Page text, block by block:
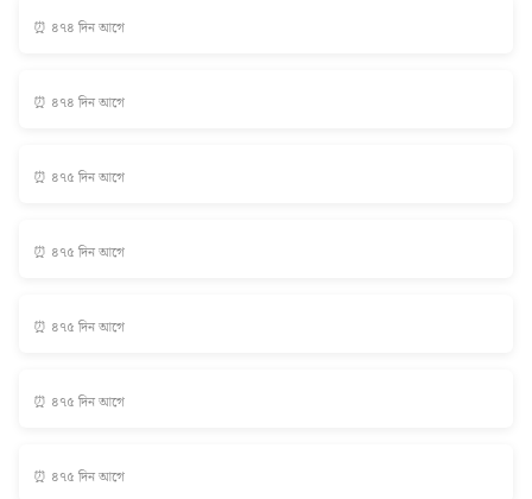
⏰ ৪৭৪ দিন আগে
⏰ ৪৭৪ দিন আগে
⏰ ৪৭৫ দিন আগে
⏰ ৪৭৫ দিন আগে
⏰ ৪৭৫ দিন আগে
⏰ ৪৭৫ দিন আগে
⏰ ৪৭৫ দিন আগে